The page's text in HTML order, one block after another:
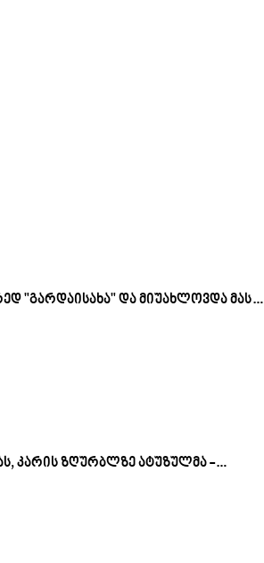
"გარდაისახა" და მიუახლოვდა მას…
კარის ზღურბლზე ატუზულმა -…